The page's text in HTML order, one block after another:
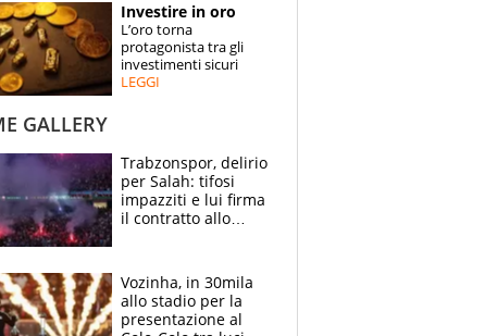
ESPERTI
CONTATTI
Investire in oro
L’oro torna
protagonista tra gli
investimenti sicuri
LEGGI
GALLERY
Trabzonspor, delirio
per Salah: tifosi
impazziti e lui firma
il contratto allo
Vozinha, in 30mila
allo stadio per la
presentazione al